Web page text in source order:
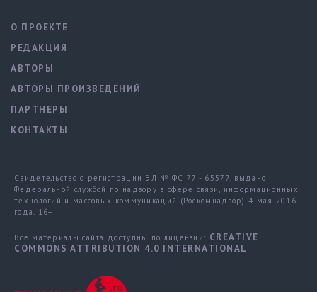
О ПРОЕКТЕ
РЕДАКЦИЯ
АВТОРЫ
АВТОРЫ ПРОИЗВЕДЕНИЙ
ПАРТНЕРЫ
КОНТАКТЫ
Свидетельство о регистрации ЭЛ № ФС 77 - 65577, выдано
Федеральной службой по надзору в сфере связи, информационных
технологий и массовых коммуникаций (Роскомнадзор) 4 мая 2016
года. 16+
Все материалы сайта доступны по лицензии: CREATIVE
COMMONS ATTRIBUTION 4.0 INTERNATIONAL